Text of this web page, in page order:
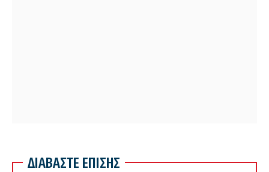
ΔΙΑΒΑΣΤΕ ΕΠΙΣΗΣ